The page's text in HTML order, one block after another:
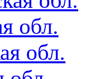
обл.
обл.